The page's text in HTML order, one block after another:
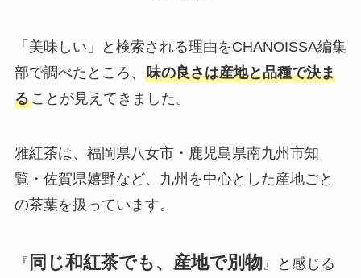
「美味しい」と検索される理由をCHANOISSA編集
部で調べたところ、 味の良さは産地と品種で決ま
ることが見えてきました。
雅紅茶は、福岡県八女市・鹿児島県南九州市知
覧・佐賀県嬉野など、九州を中心とした産地ごと
の茶葉を扱っています。
『 同じ和紅茶でも、産地で別物 』と感じる